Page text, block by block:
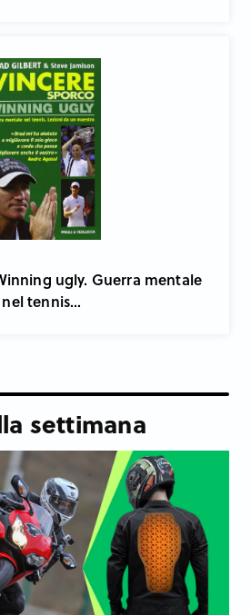
ugly. Guerra mentale
nel tennis...
settimana